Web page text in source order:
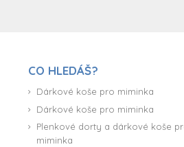
CO HLEDÁŠ?
Dárkové koše pro miminka
Dárkové koše pro miminka
Plenkové dorty a dárkové koše
miminka